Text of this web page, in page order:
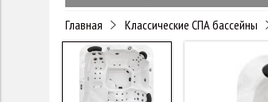
Главная Классические СПА бассейны